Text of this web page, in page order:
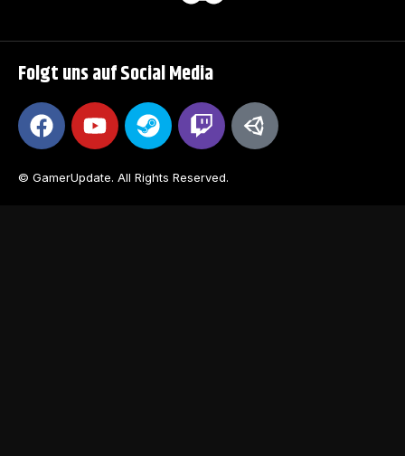
Folgt uns auf Social Media
© GamerUpdate. All Rights Reserved.